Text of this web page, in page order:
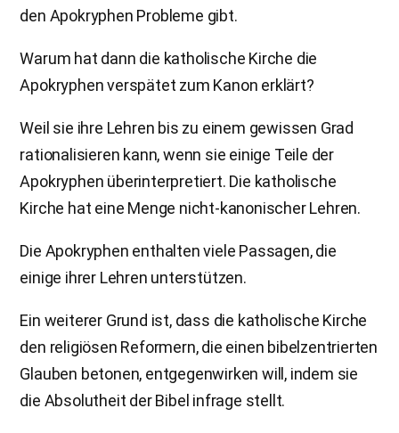
den Apokryphen Probleme gibt.
Warum hat dann die katholische Kirche die
Apokryphen verspätet zum Kanon erklärt?
Weil sie ihre Lehren bis zu einem gewissen Grad
rationalisieren kann, wenn sie einige Teile der
Apokryphen überinterpretiert. Die katholische
Kirche hat eine Menge nicht-kanonischer Lehren.
Die Apokryphen enthalten viele Passagen, die
einige ihrer Lehren unterstützen.
Ein weiterer Grund ist, dass die katholische Kirche
den religiösen Reformern, die einen bibelzentrierten
Glauben betonen, entgegenwirken will, indem sie
die Absolutheit der Bibel infrage stellt.